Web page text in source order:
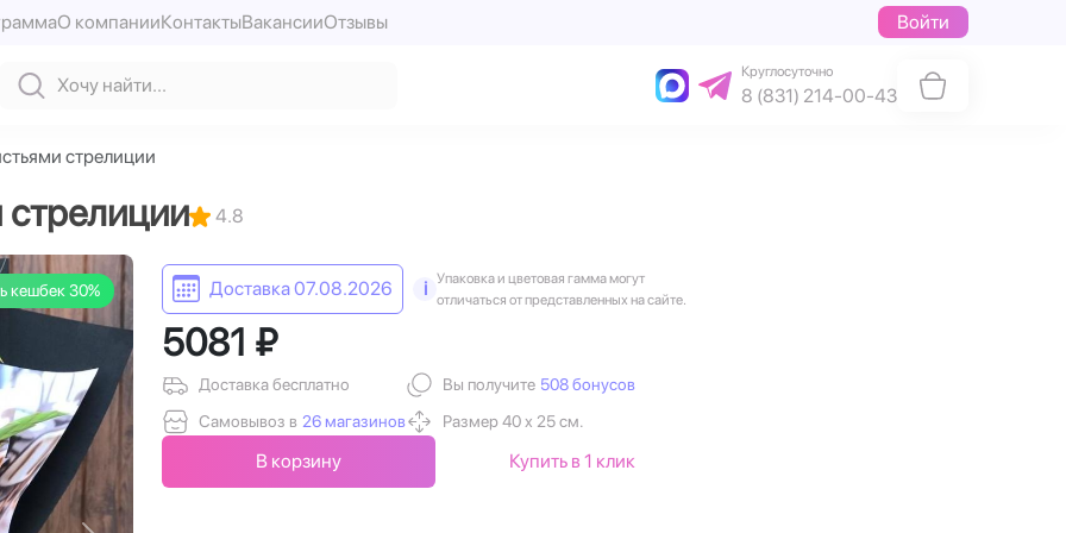
О компанииКонтактыВакансииОтзывы Войти
Круглосуточно
8 (831) 214-00-43
стрелиции
стрелиции 4.8
кешбек 30% Доставка 07.08.2026 i
Упаковка и цветовая гамма могут
отличаться от представленных на сайте.
5081 ₽
Доставка бесплатно
Самовывоз в 26 магазинов
Вы получите 508 бонусов
Размер 40 х 25 см.
В корзину Купить в 1 клик